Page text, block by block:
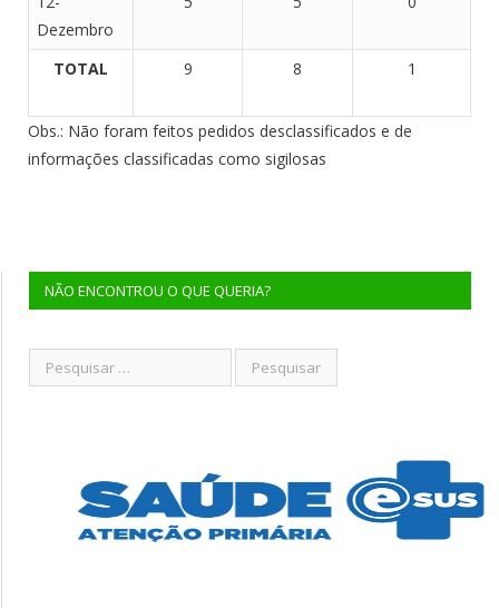
Dezembro
TOTAL 9 8 1
Obs.: Não foram feitos pedidos desclassificados e de
informações classificadas como sigilosas
NÃO ENCONTROU O QUE QUERIA?